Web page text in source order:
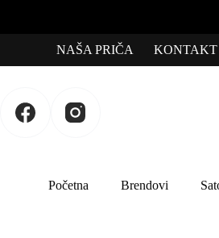
NAŠA PRIČA KONTAKT
Početna Brendovi